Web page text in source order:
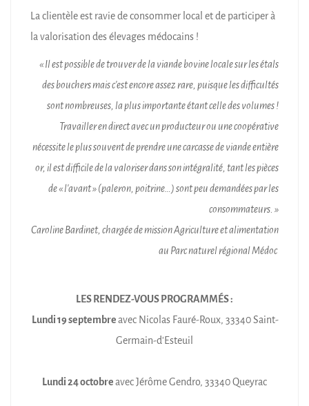
La clientèle est ravie de consommer local et de participer à
la valorisation des élevages médocains !
« Il est possible de trouver de la viande bovine locale sur les étals
des bouchers mais c’est encore assez rare, puisque les difficultés
sont nombreuses, la plus importante étant celle des volumes !
Travailler en direct avec un producteur ou une coopérative
nécessite le plus souvent de prendre une carcasse de viande entière
or, il est difficile de la valoriser dans son intégralité, tant les pièces
de « l’avant » (paleron, poitrine…) sont peu demandées par les
consommateurs. »
Caroline Bardinet, chargée de mission Agriculture et alimentation
au Parc naturel régional Médoc
LES RENDEZ-VOUS PROGRAMMÉS :
Lundi 19 septembreavec Nicolas Fauré-Roux, 33340 Saint-
Germain-d’Esteuil
Lundi 24 octobreavec Jérôme Gendro, 33340 Queyrac